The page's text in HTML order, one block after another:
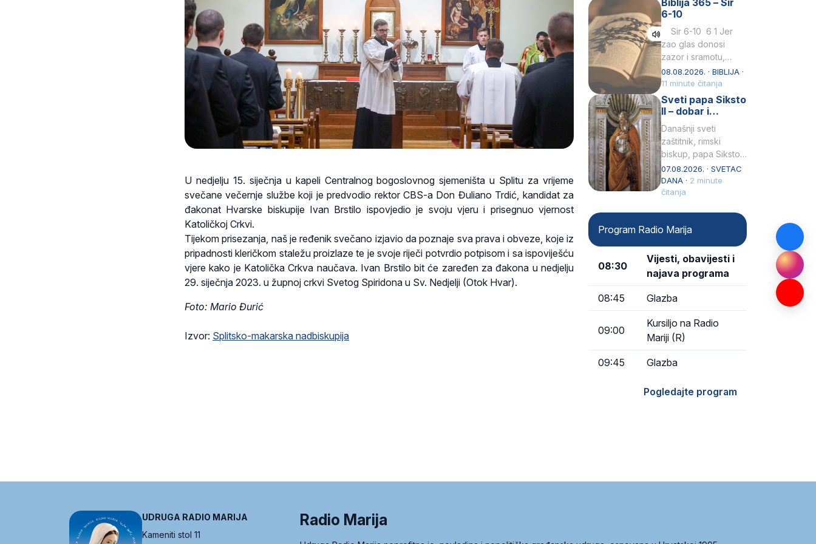
U nedjelju 15. siječnja u kapeli Centralnog bogoslovnog sjemeništa u Splitu za vrijeme
svečane večernje službe koji je predvodio rektor CBS-a Don Đuliano Trdić, kandidat za
đakonat Hvarske biskupije Ivan Brstilo ispovjedio je svoju vjeru i prisegnuo vjernost
Katoličkoj Crkvi.
Tijekom prisezanja, naš je ređenik svečano izjavio da poznaje sva prava i obveze, koje iz
pripadnosti kleričkom staležu proizlaze te je svoje riječi potvrdio potpisom i sa ispoviješću
vjere kako je Katolička Crkva naučava. Ivan Brstilo bit će zaređen za đakona u nedjelju
29. siječnja 2023. u župnoj crkvi Svetog Spiridona u Sv. Nedjelji (Otok Hvar).
Foto: Mario Đurić
Izvor: Splitsko-makarska nadbiskupija
Praedicatorum – OP).
Svojim životom,
dubokom ljubavlju
prema Kristu…
Biblija 365 – Sir
6-10
Sir 6-10 6 1 Jer
zao glas donosi
zazor i sramotu,
kako to biva
grešniku
licemjernom.2 Ne
predaj se u…
08.08.2026. · BIBLIJA ·
11 minute čitanja
Sveti papa Siksto
II – dobar i
miroljubiv pastir
Današnji sveti
zaštitnik, rimski
biskup, papa Siksto
(Sixtus) II, prema
knjizi Liber
Pontificalis bio je
Obnovio je odnose s
afričkim…
07.08.2026. · SVETAC
DANA · 2 minute
čitanja
Program Radio Marija
08:30
Vijesti, obavijesti i
najava programa
08:45 Glazba
09:00
Kursiljo na Radio
Mariji (R)
09:45 Glazba
Pogledajte program
UDRUGA RADIO MARIJA
Kameniti stol 11
Radio Marija